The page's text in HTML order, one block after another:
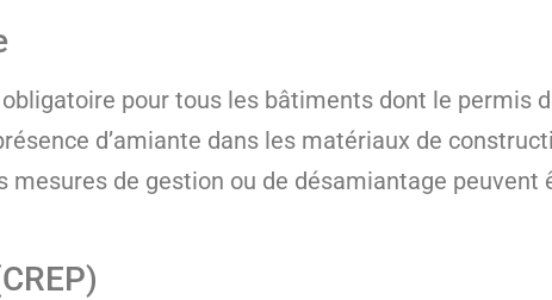
pour tous les bâtiments dont le permis
d’amiante dans les matériaux de
mesures de gestion ou de désamiantage